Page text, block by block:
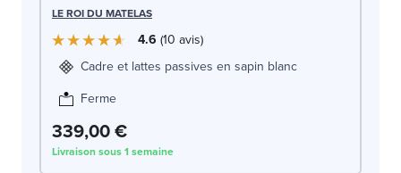
LE ROI DU MATELAS
4.6 10 avis
Cadre et lattes passives en sapin blanc
Ferme
339,00 €
Livraison sous 1 semaine